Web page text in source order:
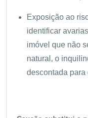
Exposição ao
identificar
imóvel que não
natural, o
descontada para